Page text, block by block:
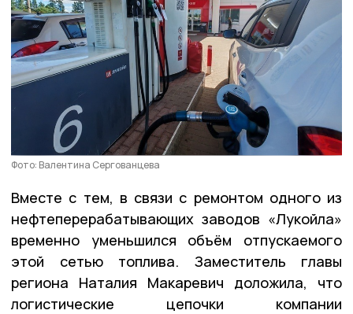
Фото: Валентина Сергованцева
Вместе с тем, в связи с ремонтом одного из
нефтеперерабатывающих заводов «Лукойла»
временно уменьшился объём отпускаемого
этой сетью топлива. Заместитель главы
региона Наталия Макаревич доложила, что
логистические цепочки компании